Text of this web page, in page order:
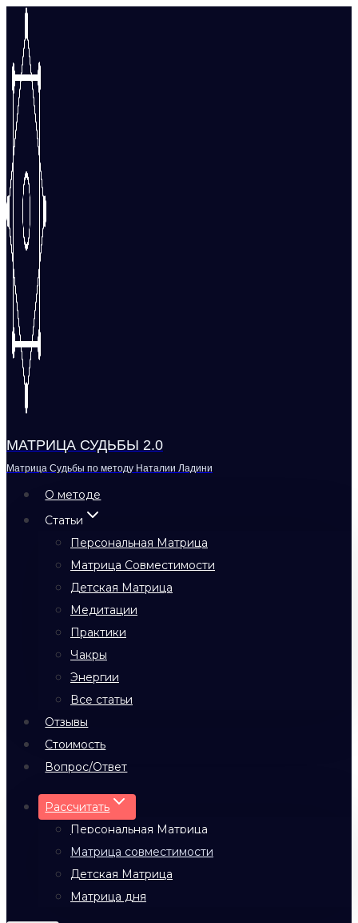
Перейти
содержимому
МАТРИЦА СУДЬБЫ 2.0
Матрица Судьбы по методу Наталии Ладини
О методе
Статьи
Персональная Матрица
Матрица Совместимости
Детская Матрица
Медитации
Практики
Чакры
Энергии
Все статьи
Отзывы
Стоимость
Вопрос/Ответ
Рассчитать
Персональная Матрица
Матрица совместимости
Детская Матрица
Матрица дня